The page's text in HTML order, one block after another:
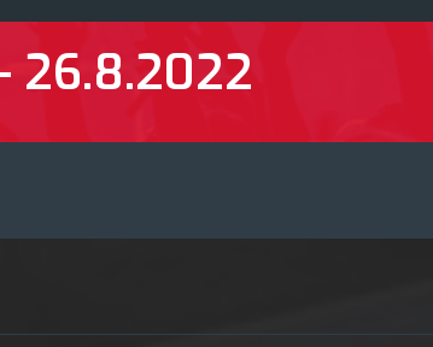
26.8.2022